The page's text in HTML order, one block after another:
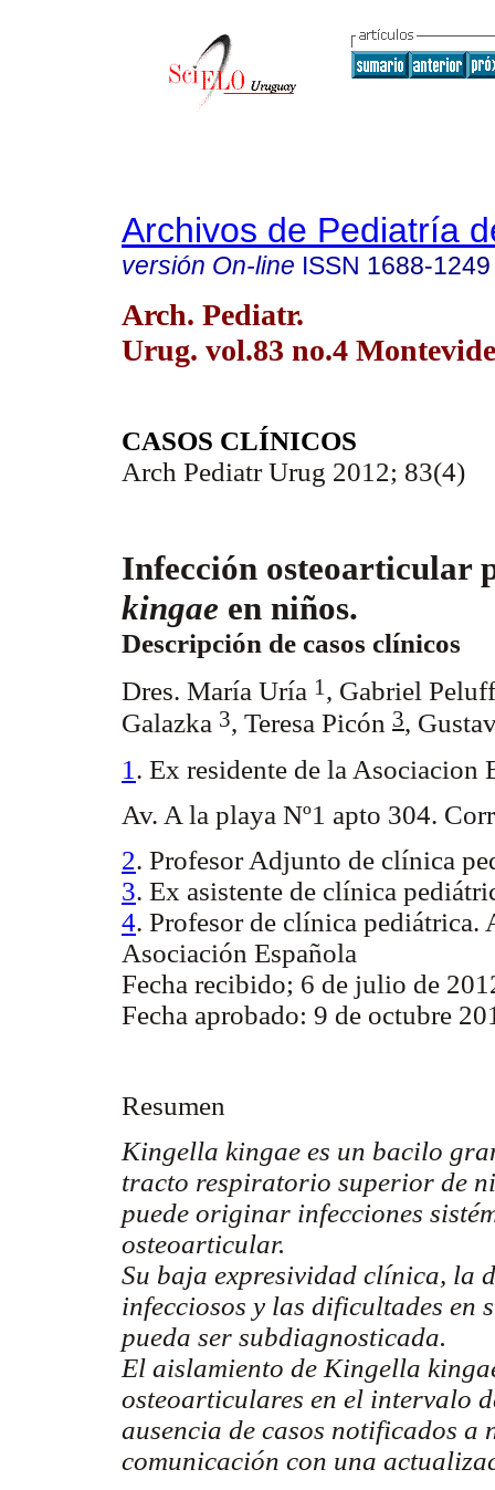
Archivos de Pediatría
versión On-line ISSN 1688-1249
Arch. Pediatr.
Urug. vol.83 no.4
CASOS CLÍNICOS
Arch Pediatr Urug 2012; 83(4)
Infección osteoarticular
kingae en niños.
Descripción de casos clínicos
Dres. María Uría 1 , Gabriel
Galazka 3, Teresa Picón 3,
1 . Ex residente de la Asociacion
Av. A la playa Nº1 apto 304.
2. Profesor Adjunto de clínica
3. Ex asistente de clínica
4. Profesor de clínica pediátrica.
Asociación Española
Fecha recibido; 6 de julio de
Fecha aprobado: 9 de octubre
Resumen
Kingella kingae es un bacilo
tracto respiratorio superior de
puede originar infecciones
osteoarticular.
Su baja expresividad clínica, la
infecciosos y las dificultades en
pueda ser subdiagnosticada.
El aislamiento de Kingella
osteoarticulares en el intervalo
ausencia de casos notificados a
comunicación con una